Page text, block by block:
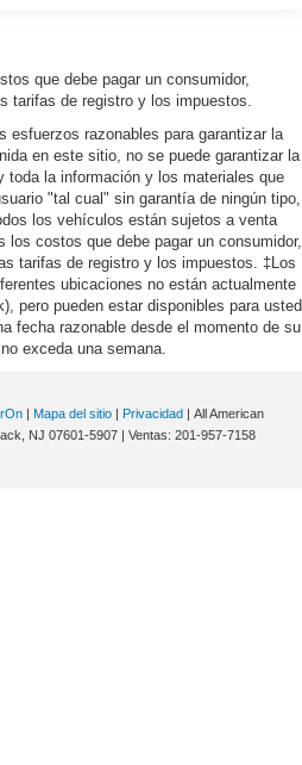
que debe pagar un consumidor,
tarifas de registro y los impuestos.
esfuerzos razonables para garantizar la
en este sitio, no se puede garantizar la
la información y los materiales que
"tal cual" sin garantía de ningún tipo,
los vehículos están sujetos a venta
costos que debe pagar un consumidor,
tarifas de registro y los impuestos. ‡Los
ubicaciones no están actualmente
pero pueden estar disponibles para usted
fecha razonable desde el momento de su
exceda una semana.
| Mapa del sitio | Privacidad | All American
NJ 07601-5907 | Ventas: 201-957-7158